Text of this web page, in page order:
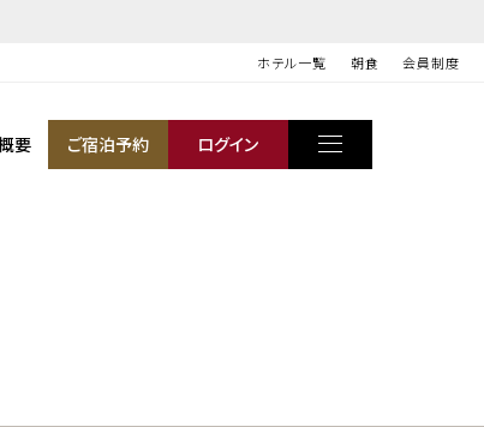
ホテル一覧 朝食 会員制度
要 ご宿泊予約 ログイン